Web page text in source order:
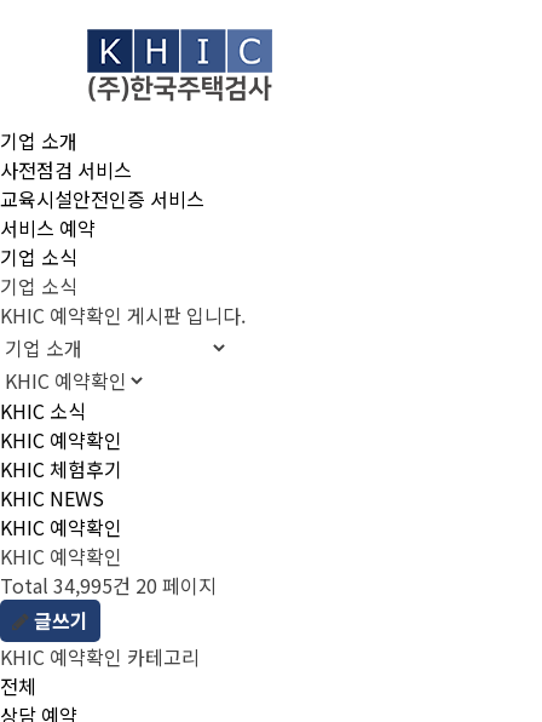
기업 소개
사전점검 서비스
교육시설안전인증 서비스
서비스 예약
기업 소식
기업 소식
KHIC 예약확인 게시판 입니다.
KHIC 소식
KHIC 예약확인
KHIC 체험후기
KHIC NEWS
KHIC 예약확인
KHIC 예약확인
Total 34,995건 20 페이지
글쓰기
KHIC 예약확인 카테고리
전체
상담 예약